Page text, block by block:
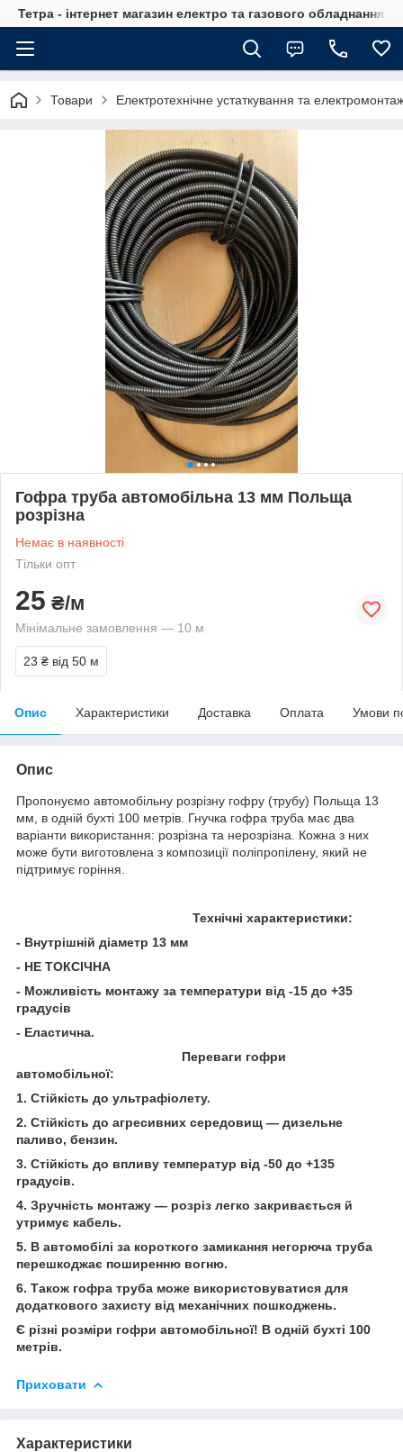
Тетра - інтернет магазин електро та газового обладнання,
Товари Електротехнічне устаткування та
Гофра труба автомобільна 13 мм Польща
розрізна
Немає в наявності
Тільки опт
25 ₴/м
Мінімальне замовлення — 10 м
23 ₴ від 50 м
Опис Характеристики Доставка Оплата Умови
Опис
Пропонуємо автомобільну розрізну гофру (трубу) Польща 13
мм, в одній бухті 100 метрів. Гнучка гофра труба має два
варіанти використання: розрізна та нерозрізна. Кожна з них
може бути виготовлена з композиції поліпропілену, який не
підтримує горіння.
Технічні характеристики:
- Внутрішній діаметр 13 мм
- НЕ ТОКСІЧНА
- Можливість монтажу за температури від -15 до +35
градусів
- Еластична.
Переваги гофри
автомобільної:
1. Стійкість до ультрафіолету.
2. Стійкість до агресивних середовищ — дизельне
паливо, бензин.
3. Стійкість до впливу температур від -50 до +135
градусів.
4. Зручність монтажу — розріз легко закривається й
утримує кабель.
5. В автомобілі за короткого замикання негорюча труба
перешкоджає поширенню вогню.
6. Також гофра труба може використовуватися для
додаткового захисту від механічних пошкоджень.
Є різні розміри гофри автомобільної! В одній бухті 100
метрів.
Приховати
Характеристики